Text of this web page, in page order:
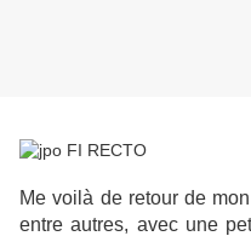
Me voilà de retour de
entre autres, avec une